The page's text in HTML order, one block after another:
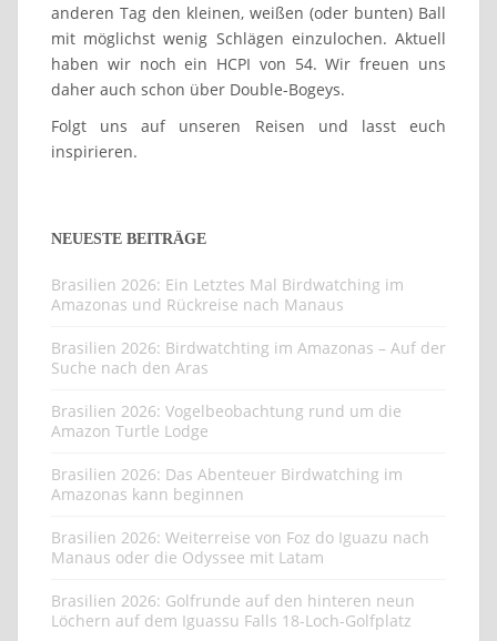
anderen Tag den kleinen, weißen (oder bunten) Ball
mit möglichst wenig Schlägen einzulochen. Aktuell
haben wir noch ein HCPI von 54. Wir freuen uns
daher auch schon über Double-Bogeys.
Folgt uns auf unseren Reisen und lasst euch
inspirieren.
NEUESTE BEITRÄGE
Brasilien 2026: Ein Letztes Mal Birdwatching im
Amazonas und Rückreise nach Manaus
Brasilien 2026: Birdwatchting im Amazonas – Auf der
Suche nach den Aras
Brasilien 2026: Vogelbeobachtung rund um die
Amazon Turtle Lodge
Brasilien 2026: Das Abenteuer Birdwatching im
Amazonas kann beginnen
Brasilien 2026: Weiterreise von Foz do Iguazu nach
Manaus oder die Odyssee mit Latam
Brasilien 2026: Golfrunde auf den hinteren neun
Löchern auf dem Iguassu Falls 18-Loch-Golfplatz